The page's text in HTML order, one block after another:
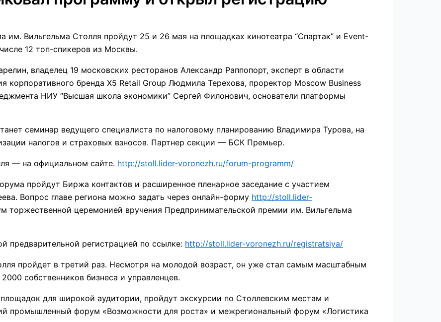
Вильгельма Столля пройдут 25 и 26 мая на площадках кинотеатра “Спартак” и Event-
12 топ-спикеров из Москвы.
владелец 19 московских ресторанов Александр Раппопорт, эксперт в области
корпоративного бренда Х5 Retail Group Людмила Терехова, проректор Moscow Business
НИУ “Высшая школа экономики” Сергей Филонович, основатели платформы
семинар ведущего специалиста по налоговому планированию Владимира Турова, на
налогов и страховых взносов. Партнер секции — БСК Премьер.
— на официальном сайте. http://stoll.lider-voronezh.ru/forum-programm/
пройдут Биржа контактов и расширенное пленарное заседание с участием
Вопрос главе региона можно задать через онлайн-форму http://stoll.lider-
торжественной церемонией вручения Предпринимательской премии им. Вильгельма
предварительной регистрацией по ссылке: http://stoll.lider-voronezh.ru/registratsiya/
пройдет в третий раз. Несмотря на молодой возраст, он уже стал самым масштабным
собственников бизнеса и управленцев.
для широкой аудитории, пройдут экскурсии по Столлевским местам и
промышленный форум «Возможности для роста» и межрегиональный форум «Логистика